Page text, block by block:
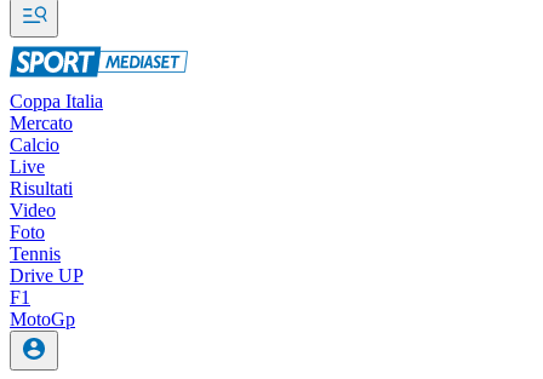
Coppa Italia
Mercato
Calcio
Live
Risultati
Video
Foto
Tennis
Drive UP
F1
MotoGp